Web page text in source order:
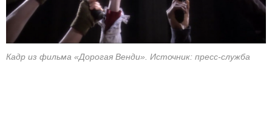
Кадр из фильма «Дорогая Венди». Источник: пресс-служба